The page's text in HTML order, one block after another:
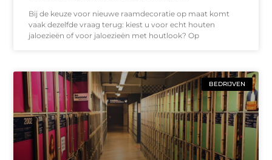
Bij de keuze voor nieuwe raamdecoratie op maat komt
vaak dezelfde vraag terug: kiest u voor echt houten
jaloezieën of voor jaloezieën met houtlook? Op
BEDRIJVEN